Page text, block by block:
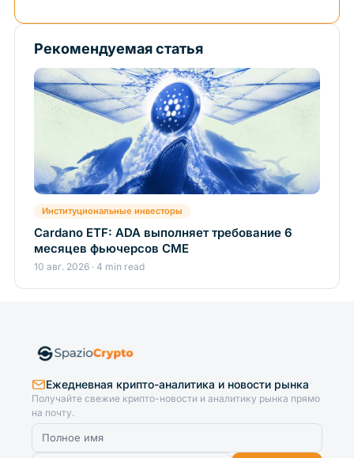
Рекомендуемая статья
Институциональные инвесторы
Cardano ETF: ADA выполняет требование 6
месяцев фьючерсов CME
10 авг. 2026 · 4 min read
Ежедневная крипто-аналитика и новости рынка
Получайте свежие крипто-новости и аналитику рынка прямо
на почту.